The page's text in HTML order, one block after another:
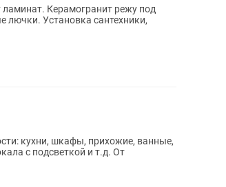
Керамогранит режу под
лючки. Установка сантехники,
кухни, шкафы, прихожие, ванные,
с подсветкой и т.д. От